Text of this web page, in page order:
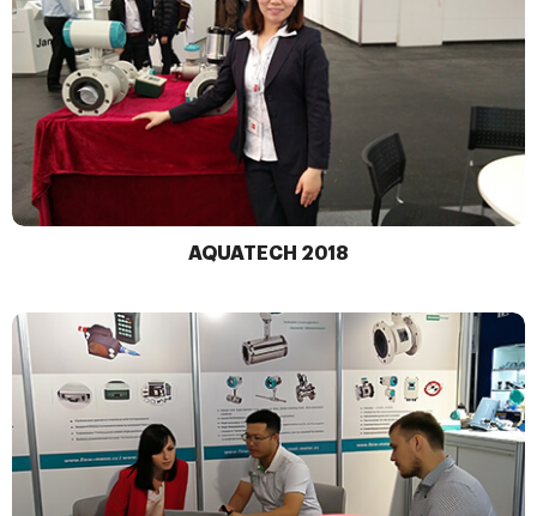
AQUATECH 2018